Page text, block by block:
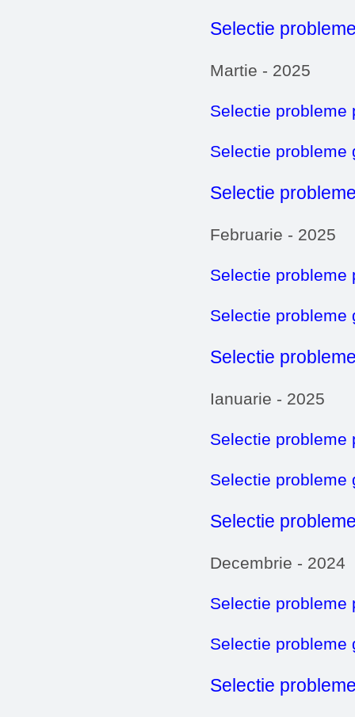
Selectie
Martie - 2025
Selectie probleme
Selectie probleme
Selectie
Februarie - 2025
Selectie probleme
Selectie probleme
Selectie
Ianuarie - 2025
Selectie probleme
Selectie probleme
Selectie
Decembrie - 2024
Selectie probleme
Selectie probleme
Selectie